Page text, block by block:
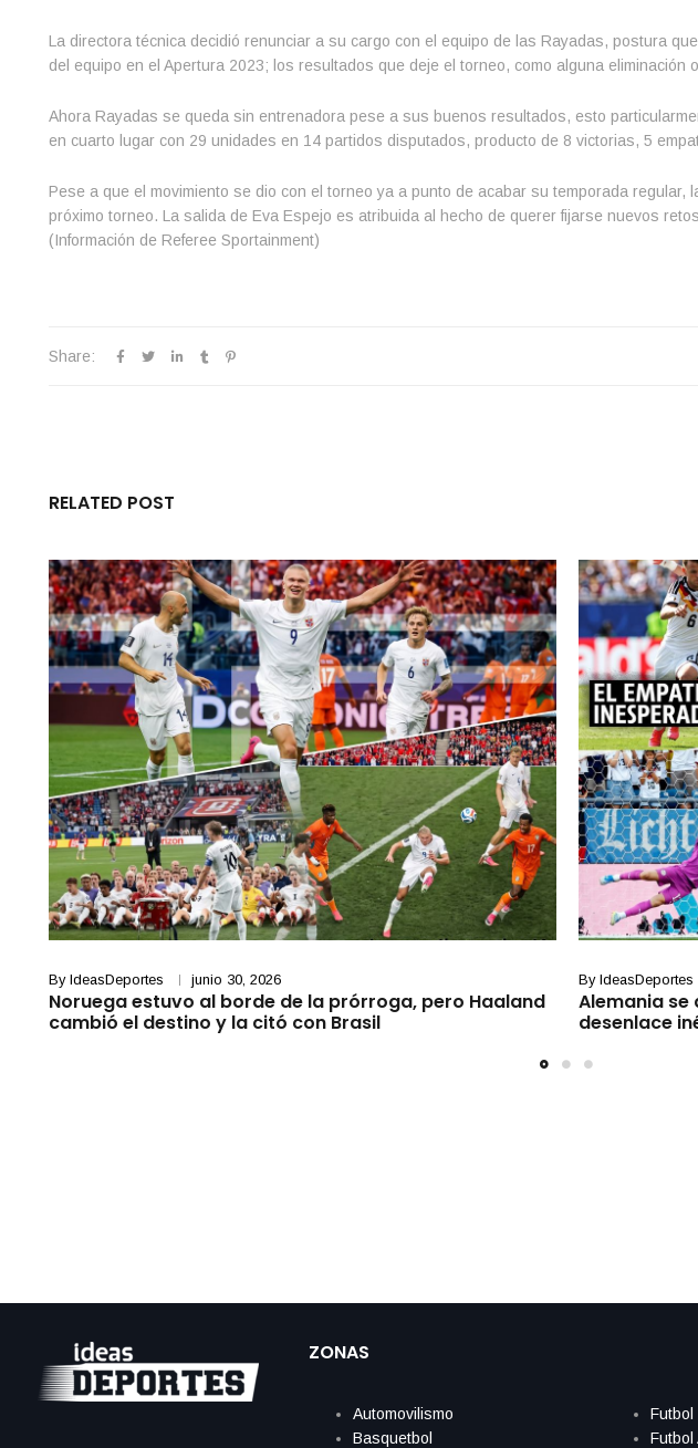
La directora técnica decidió renunciar a su cargo con el equipo de las Rayadas, postura
del equipo en el Apertura 2023; los resultados que deje el torneo, como alguna eliminación
Ahora Rayadas se queda sin entrenadora pese a sus buenos resultados, esto
en cuarto lugar con 29 unidades en 14 partidos disputados, producto de 8 victorias, 5
Pese a que el movimiento se dio con el torneo ya a punto de acabar su temporada regular,
próximo torneo. La salida de Eva Espejo es atribuida al hecho de querer fijarse nuevos
(Información de Referee Sportainment)
Share:
RELATED POST
By IdeasDeportes junio 30, 2026
Noruega estuvo al borde de la prórroga, pero Haaland
cambió el destino y la citó con Brasil
By IdeasDeportes
Alemania se
desenlace
ZONAS
Automovilismo
Basquetbol
Futbol
Futbol